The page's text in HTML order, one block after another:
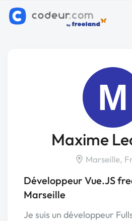
M
Maxime
Marseille,
Développeur Vue.JS
Marseille
Je suis un développeur